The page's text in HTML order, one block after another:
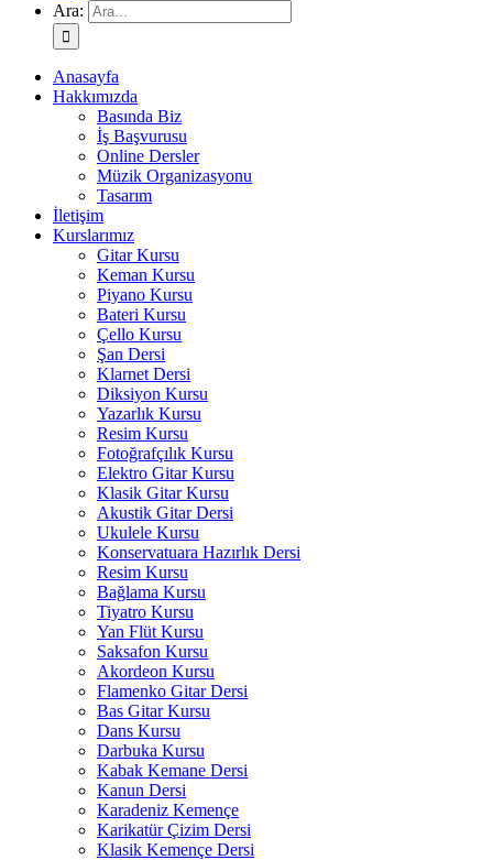
Ara:
Anasayfa
Hakkımızda
Basında Biz
İş Başvurusu
Online Dersler
Müzik Organizasyonu
Tasarım
İletişim
Kurslarımız
Gitar Kursu
Keman Kursu
Piyano Kursu
Bateri Kursu
Çello Kursu
Şan Dersi
Klarnet Dersi
Diksiyon Kursu
Yazarlık Kursu
Resim Kursu
Fotoğrafçılık Kursu
Elektro Gitar Kursu
Klasik Gitar Kursu
Akustik Gitar Dersi
Ukulele Kursu
Konservatuara Hazırlık Dersi
Resim Kursu
Bağlama Kursu
Tiyatro Kursu
Yan Flüt Kursu
Saksafon Kursu
Akordeon Kursu
Flamenko Gitar Dersi
Bas Gitar Kursu
Dans Kursu
Darbuka Kursu
Kabak Kemane Dersi
Kanun Dersi
Karadeniz Kemençe
Karikatür Çizim Dersi
Klasik Kemençe Dersi